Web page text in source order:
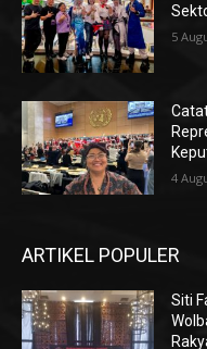
5
4
ARTIKEL POPULER
Siti